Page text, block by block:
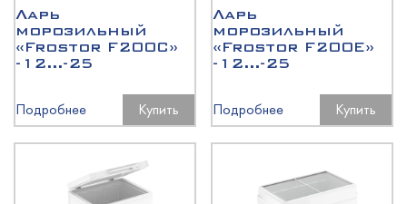
Ларь
морозильный
«Frostor F200C»
-12...-25
Подробнее Купить
Ларь
морозильный
«Frostor F200E»
-12...-25
Подробнее Купить